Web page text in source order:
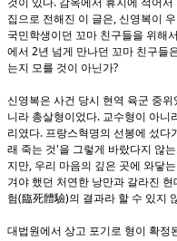
것이 있다 감옥에서 휴지에 적어
집으로 전해진 이 글은, 신영복이
국민학생이던 꼬마 친구들을 위해
에서 2년 넘게 만나던 꼬마 친구들
는지 모를 것이 아닌가?
신영복은 사건 당시 현역 육군 중
니라 총살형이었다. 교수형이 아니
리였다. 프랑스혁명의 선봉에 섰다
래 죽는 것'을 그렇게 바랐다지 않
지만, 우리 마음의 깊은 곳에 와닿
겨야 했던 처연한 낭만과 갈라진
험(臨死體驗)의 결과라 할 수 있지
대법원에서 상고 포기로 형이 확정